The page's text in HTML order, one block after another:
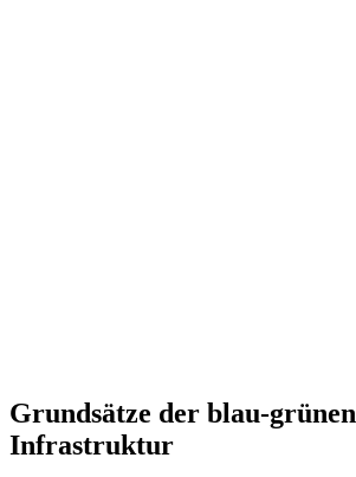
Grundsätze der blau-grünen
Infrastruktur